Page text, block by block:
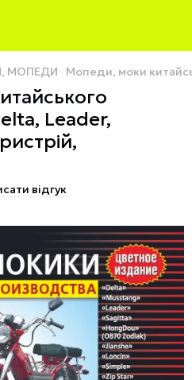
МОПЕДИ Мопеди, моки
Leader,
відгук